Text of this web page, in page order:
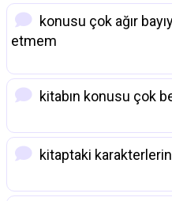
konusu çok ağır
etmem
kitabın konusu çok
kitaptaki